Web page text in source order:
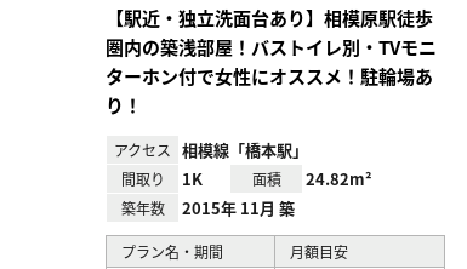
【駅近・独立洗面台あり】相模原駅徒歩
圏内の築浅部屋！バストイレ別・TVモニ
ターホン付で女性にオススメ！駐輪場あ
り！
アクセス 相模線「橋本駅」
間取り 1K 面積 24.82m²
築年数 2015年 11月 築
プラン名・期間
月額目安